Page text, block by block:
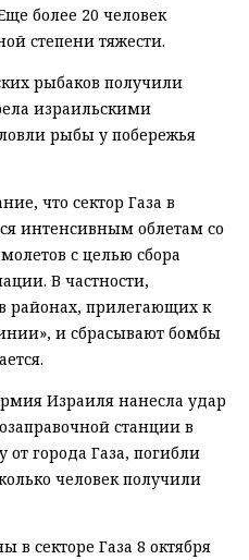
более 20 человек
степени тяжести.
рыбаков получили
израильскими
рыбы у побережья
что сектор Газа в
интенсивным облетам со
с целью сбора
В частности,
районах, прилегающих к
и сбрасывают бомбы
Израиля нанесла удар
станции в
от города Газа, погибли
человек получили
в секторе Газа 8 октября